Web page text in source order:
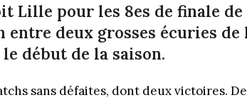
Lille pour les 8es de finale de
entre deux grosses écuries de
début de la saison.
sans défaites, dont deux victoires.